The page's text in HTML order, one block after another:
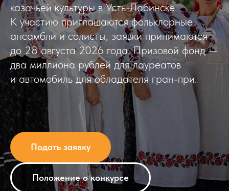
казачьей культуры в Усть-Лабинске.
К участию приглашаются фольклорные
ансамбли и солисты, заявки принимаются
до 28 августа 2026 года. Призовой фонд —
два миллиона рублей для лауреатов
и автомобиль для обладателя гран-при.
Подать заявку
Положение о конкурсе